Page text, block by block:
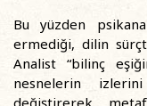
Bu yüzden
ermediği, dilin
Analist “bilinç
nesnelerin
değiştirerek,